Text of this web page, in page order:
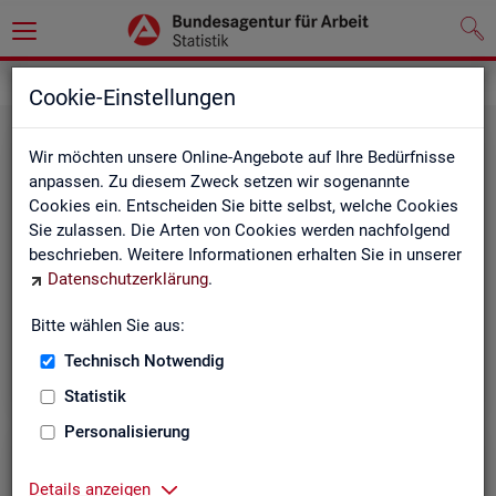
Cookie-Einstellungen
Wir möchten unsere Online-Angebote auf Ihre Bedürfnisse
anpassen. Zu diesem Zweck setzen wir sogenannte
Cookies ein. Entscheiden Sie bitte selbst, welche Cookies
Sie zulassen. Die Arten von Cookies werden nachfolgend
beschrieben. Weitere Informationen erhalten Sie in unserer
Datenschutzerklärung.
Bitte wählen Sie aus:
Technisch Notwendig
Statistik
Personalisierung
Details anzeigen
Ge­set­ze und Ver­ord­nun­gen
Die Gesetze und Verordnungen, die der Arbeit der
Statistik der BA zugrunde liegen, finden Sie hier.